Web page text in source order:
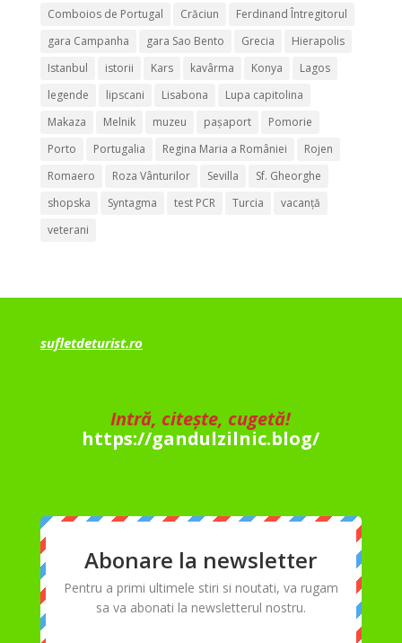
Comboios de Portugal
Crăciun
Ferdinand Întregitorul
gara Campanha
gara Sao Bento Grecia
Hierapolis
Istanbul
istorii Kars kavârma Konya
Lagos
legende
lipscani Lisabona
Lupa capitolina
Makaza
Melnik muzeu pașaport
Pomorie
Porto
Portugalia Regina Maria a României
Rojen
Romaero
Roza Vânturilor Sevilla
Sf. Gheorghe
shopska
Syntagma test PCR Turcia
vacanță
veterani
sufletdeturist.ro
Intră, citește, cugetă!
https://gandulzilnic.blog/
Abonare la newsletter
Pentru a primi ultimele stiri si noutati, va rugam
sa va abonati la newsletterul nostru.